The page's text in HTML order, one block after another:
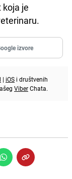
je
izvore
| iOS i društvenih
ViberChata.